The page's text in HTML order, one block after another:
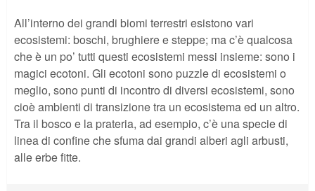
All’interno dei grandi biomi terrestri esistono vari
ecosistemi: boschi, brughiere e steppe; ma c’è qualcosa
che è un po’ tutti questi ecosistemi messi insieme: sono i
magici ecotoni. Gli ecotoni sono puzzle di ecosistemi o
meglio, sono punti di incontro di diversi ecosistemi, sono
cioè ambienti di transizione tra un ecosistema ed un altro.
Tra il bosco e la prateria, ad esempio, c’è una specie di
linea di confine che sfuma dai grandi alberi agli arbusti,
alle erbe fitte.